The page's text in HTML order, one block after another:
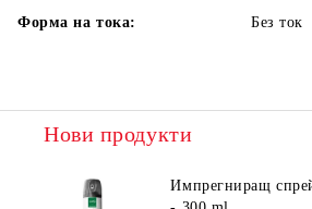
Форма на тока:
Без ток
Нови продукти
Импрегниращ